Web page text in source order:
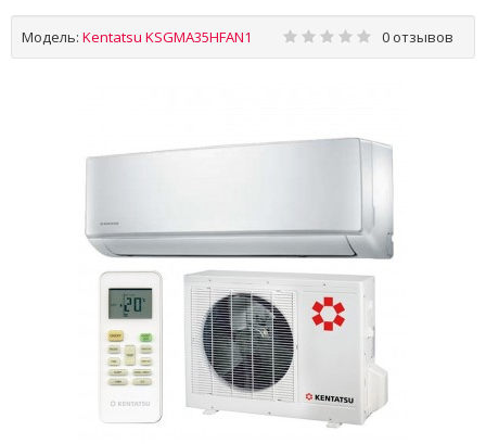
Модель: Kentatsu KSGMA35HFAN1 0 отзывов